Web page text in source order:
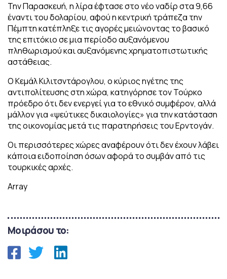
Την Παρασκευή, η λίρα έφτασε στο νέο ναδίρ στα 9,66
έναντι του δολαρίου, αφού η κεντρική τράπεζα την
Πέμπτη κατέπληξε τις αγορές μειώνοντας το βασικό
της επιτόκιο σε μια περίοδο αυξανόμενου
πληθωρισμού και αυξανόμενης χρηματοπιστωτικής
αστάθειας.
Ο Κεμάλ Κιλιτσντάρογλου, ο κύριος ηγέτης της
αντιπολίτευσης στη χώρα, κατηγόρησε τον Τούρκο
πρόεδρο ότι δεν ενεργεί για το εθνικό συμφέρον, αλλά
μάλλον για «ψεύτικες δικαιολογίες» για την κατάσταση
της οικονομίας μετά τις παρατηρήσεις του Ερντογάν.
Οι περισσότερες χώρες αναφέρουν ότι δεν έχουν λάβει
κάποια ειδοποίηση όσων αφορά το συμβάν από τις
τουρκικές αρχές.
Array
Μοιράσου το: